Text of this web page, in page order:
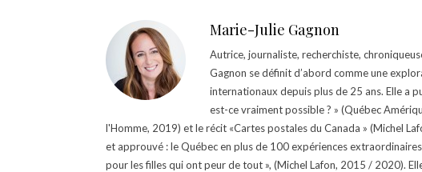
Marie-Julie Gagnon
Autrice, journaliste, recherchiste,
Gagnon se définit d’abord comme une
internationaux depuis plus de 25 ans. Elle a
est-ce vraiment possible ? » (Québec
l'Homme, 2019) et le récit «Cartes postales du Canada » (Michel
et approuvé : le Québec en plus de 100 expériences
pour les filles qui ont peur de tout », (Michel Lafon, 2015 / 2020).